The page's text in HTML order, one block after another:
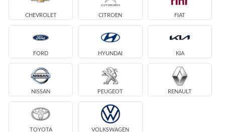
CHEVROLET CITROEN FIAT
FORD HYUNDAI KIA
NISSAN PEUGEOT RENAULT
TOYOTA VOLKSWAGEN